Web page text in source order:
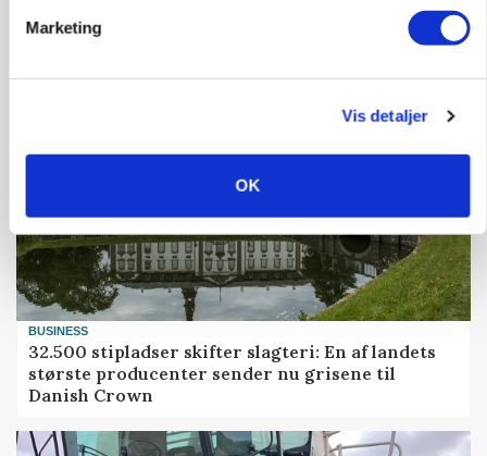
Marketing
Vis detaljer
OK
Grisenoteringen står stille
BUSINESS
32.500 stipladser skifter slagteri: En af landets
største producenter sender nu grisene til
Danish Crown